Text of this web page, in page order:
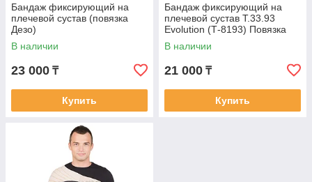
Бандаж фиксирующий на
плечевой сустав (повязка
Дезо)
В наличии
23 000 ₸
Купить
Бандаж фиксирующий на
плечевой сустав Т.33.93
Evolution (Т-8193) Повязка
Дезо
В наличии
21 000 ₸
Купить